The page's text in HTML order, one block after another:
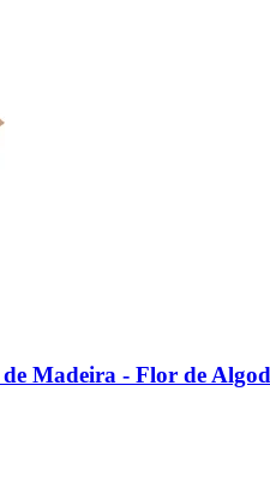
Madeira -​ Flor de